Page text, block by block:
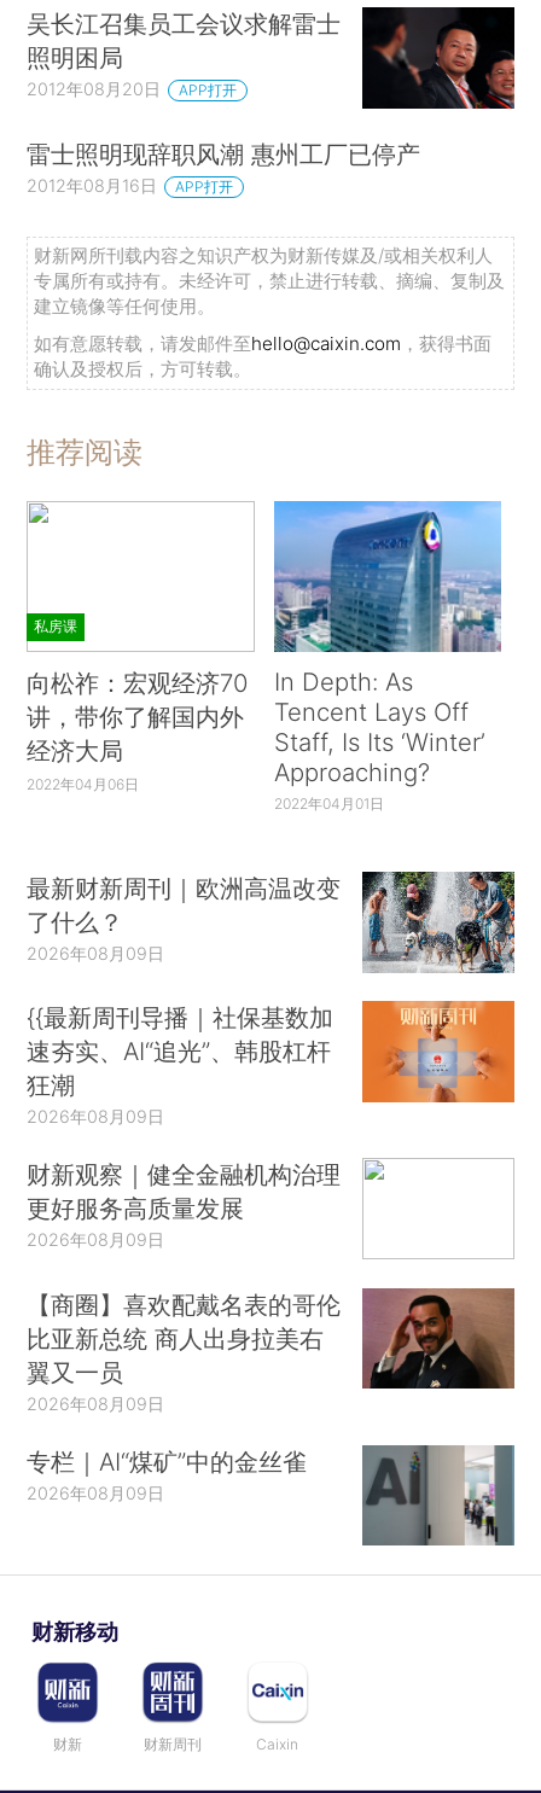
吴长江召集员工会议求解雷士
照明困局
2012年08月20日 APP打开
雷士照明现辞职风潮 惠州工厂已停产
2012年08月16日 APP打开
财新网所刊载内容之知识产权为财新传媒及/或相关权利人
专属所有或持有。未经许可，禁止进行转载、摘编、复制及
建立镜像等任何使用。
如有意愿转载，请发邮件至hello@caixin.com ，获得书面
确认及授权后，方可转载。
推荐阅读
私房课
向松祚：宏观经济70
讲，带你了解国内外
经济大局
2022年04月06日
In Depth: As
Tencent Lays Off
Staff, Is Its ‘Winter’
Approaching?
2022年04月01日
最新财新周刊｜欧洲高温改变
了什么？
2026年08月09日
{{最新周刊导播｜社保基数加
速夯实、AI“追光”、韩股杠杆
狂潮
2026年08月09日
财新观察｜健全金融机构治理
更好服务高质量发展
2026年08月09日
【商圈】喜欢配戴名表的哥伦
比亚新总统 商人出身拉美右
翼又一员
2026年08月09日
专栏｜AI“煤矿”中的金丝雀
2026年08月09日
财新移动
财新 财新周刊 Caixin